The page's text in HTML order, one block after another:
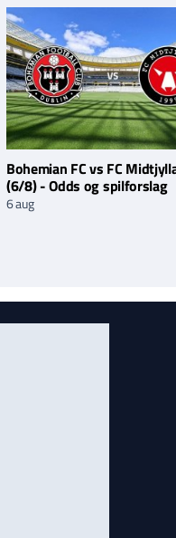
Bohemian FC vs FC
(6/8) - Odds og spilforslag
6 aug